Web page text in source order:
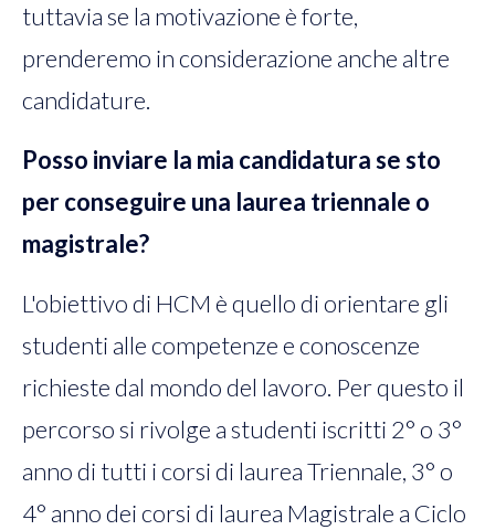
tuttavia se la motivazione è forte,
prenderemo in considerazione anche altre
candidature.
Posso inviare la mia candidatura se sto
per conseguire una laurea triennale o
magistrale?
L'obiettivo di HCM è quello di orientare gli
studenti alle competenze e conoscenze
richieste dal mondo del lavoro. Per questo il
percorso si rivolge a studenti iscritti 2° o 3°
anno di tutti i corsi di laurea Triennale, 3° o
4° anno dei corsi di laurea Magistrale a Ciclo